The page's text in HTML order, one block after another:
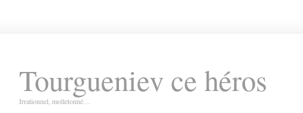
Tourgueniev ce héros
Irrationnel, molletonné…